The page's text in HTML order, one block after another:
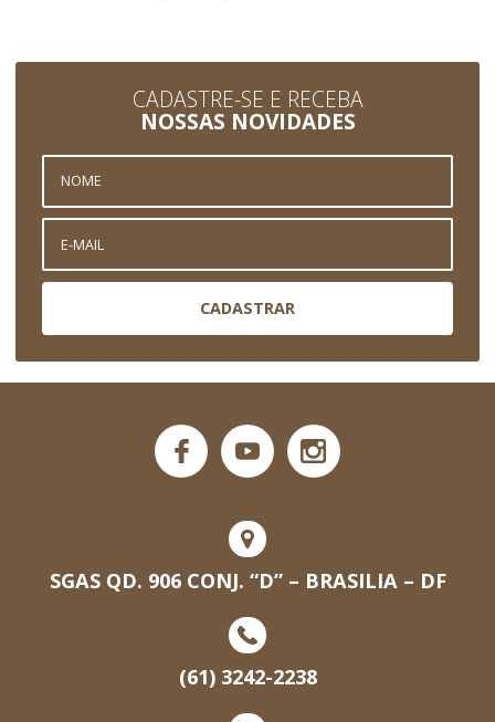
CADASTRE-SE E RECEBA
NOSSAS NOVIDADES
CADASTRAR
SGAS QD. 906 CONJ. “D” – BRASILIA – DF
(61) 3242-2238